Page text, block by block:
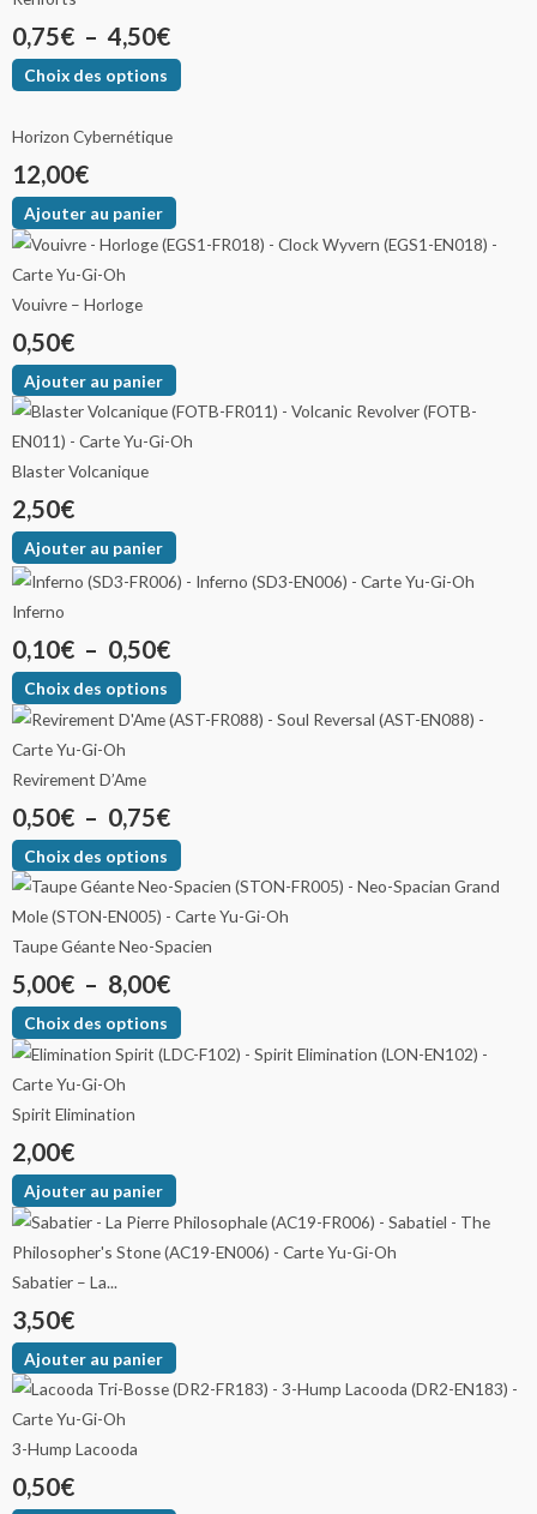
0,75€ – 4,50€
Choix des options
Horizon Cybernétique
12,00€
Ajouter au panier
Vouivre – Horloge
0,50€
Ajouter au panier
Blaster Volcanique
2,50€
Ajouter au panier
Inferno
0,10€ – 0,50€
Choix des options
Revirement D’Ame
0,50€ – 0,75€
Choix des options
Taupe Géante Neo-Spacien
5,00€ – 8,00€
Choix des options
Spirit Elimination
2,00€
Ajouter au panier
Sabatier – La...
3,50€
Ajouter au panier
3-Hump Lacooda
0,50€